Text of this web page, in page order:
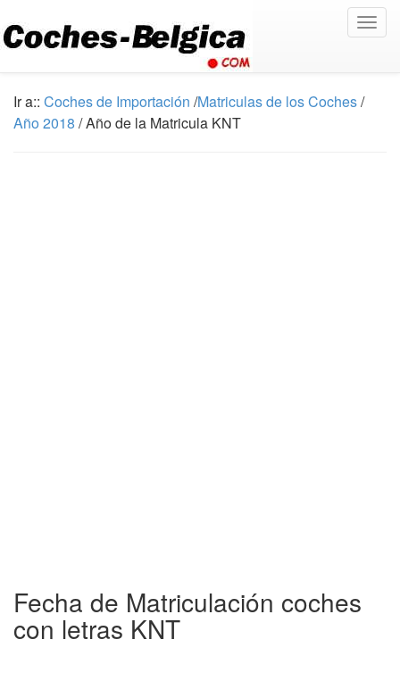
Ir a:: Coches de Importación /Matriculas de los Coches/
Año 2018 / Año de la Matricula KNT
Fecha de Matriculación coches
con letras KNT